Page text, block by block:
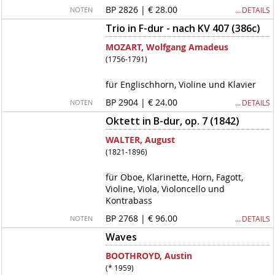
NOTEN BP 2826 | € 28.00 … DETAILS
Trio in F-dur - nach KV 407 (386c)
MOZART, Wolfgang Amadeus
(1756-1791)
für Englischhorn, Violine und Klavier
NOTEN BP 2904 | € 24.00 … DETAILS
Oktett in B-dur, op. 7 (1842)
WALTER, August
(1821-1896)
für Oboe, Klarinette, Horn, Fagott,
Violine, Viola, Violoncello und
Kontrabass
NOTEN BP 2768 | € 96.00 … DETAILS
Waves
BOOTHROYD, Austin
(* 1959)